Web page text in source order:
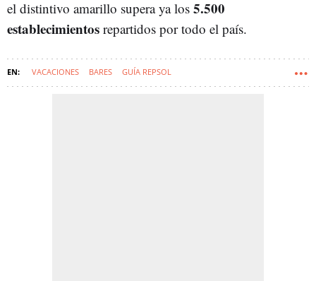
el distintivo amarillo supera ya los 5.500
establecimientos repartidos por todo el país.
VACACIONES BARES GUÍA REPSOL